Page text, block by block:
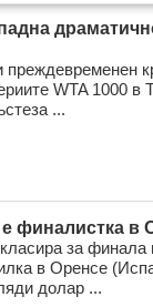
WTA 1000 в
...
финалистка в
за финала
в Оренсе
долар ...